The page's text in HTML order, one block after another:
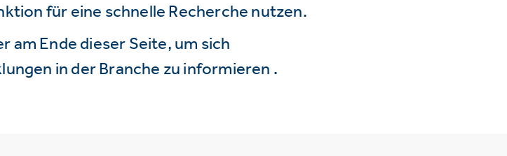
für eine schnelle Recherche nutzen.
am Ende dieser Seite, um sich
in der Branche zu informieren .